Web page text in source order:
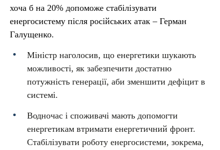
хоча б на 20% допоможе стабілізувати
енергосистему після російських атак – Герман
Галущенко.
Міністр наголосив, що енергетики шукають
можливості, як забезпечити достатню
потужність генерації, аби зменшити дефіцит в
системі.
Водночас і споживачі мають допомогти
енергетикам втримати енергетичний фронт.
Стабілізувати роботу енергосистеми, зокрема,